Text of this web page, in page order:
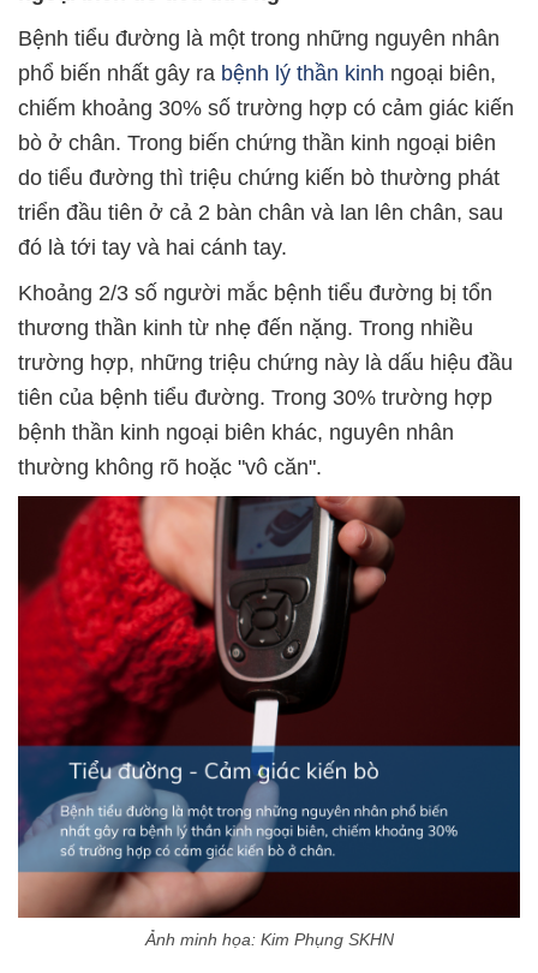
Bệnh tiểu đường là một trong những nguyên nhân
phổ biến nhất gây ra bệnh lý thần kinh ngoại biên,
chiếm khoảng 30% số trường hợp có cảm giác kiến
bò ở chân. Trong biến chứng thần kinh ngoại biên
do tiểu đường thì triệu chứng kiến bò thường phát
triển đầu tiên ở cả 2 bàn chân và lan lên chân, sau
đó là tới tay và hai cánh tay.
Khoảng 2/3 số người mắc bệnh tiểu đường bị tổn
thương thần kinh từ nhẹ đến nặng. Trong nhiều
trường hợp, những triệu chứng này là dấu hiệu đầu
tiên của bệnh tiểu đường. Trong 30% trường hợp
bệnh thần kinh ngoại biên khác, nguyên nhân
thường không rõ hoặc "vô căn".
Ảnh minh họa: Kim Phụng SKHN